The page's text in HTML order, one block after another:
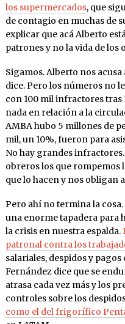
los supermercados, que
de contagio en muchas de
explicar que acá Alberto
patrones y no la vida de los
Sigamos. Alberto nos acusa
dice. Pero los números no
con 100 mil infractores tras
nada en relación a la
AMBA hubo 5 millones de
mil, un 10%, fueron para
No hay grandes
obreros los que rompemos
que lo hacen y nos obligan
Pero ahí no termina la
una enorme tapadera para
la crisis en nuestra espalda.
patronal contra los
salariales, despidos y
Fernández dice que se
atrasa cada vez más y los
controles sobre los
como el del frigorífico